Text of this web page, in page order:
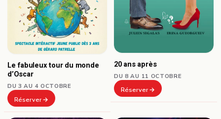
Le fabuleux tour du monde
d’Oscar
DU 3 AU 4 OCTOBRE
Réserver
20 ans après
DU 8 AU 11 OCTOBRE
Réserver